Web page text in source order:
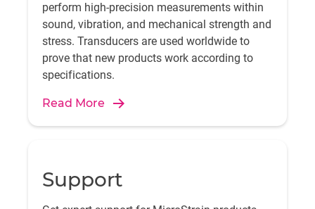
perform high-precision measurements within
sound, vibration, and mechanical strength and
stress. Transducers are used worldwide to
prove that new products work according to
specifications.
Read More
Support